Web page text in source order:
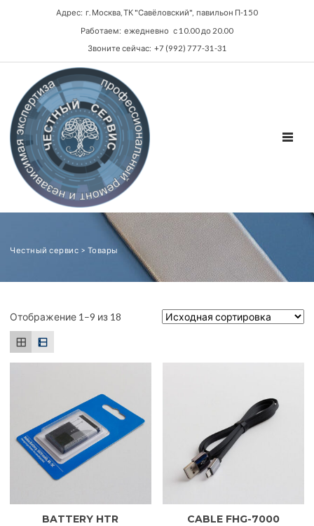
Адрес: г. Москва, ТК "Савёловский", павильон П-150
Работаем: ежедневно с 10.00 до 20.00
Звоните сейчас: +7 (992) 777-31-31
Честный сервис > Товары
Отображение 1–9 из 18
BATTERY HTR CABLE FHG-7000